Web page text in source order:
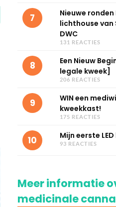
7
Nieuwe ronden
lichthouse van
DWC
131 REACTIES
8
Een Nieuw
legale kweek]
206 REACTIES
9
WIN een
kweekkast!
175 REACTIES
10 Mijn eerste
93 REACTIES
Meer informatie
medicinale